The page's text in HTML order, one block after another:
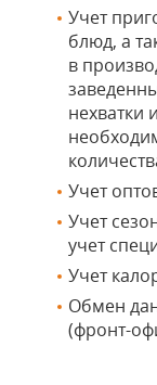
Учет
блюд, а
в
нехватки
Учет
Учет
учет
Учет
Обмен
(фронт-